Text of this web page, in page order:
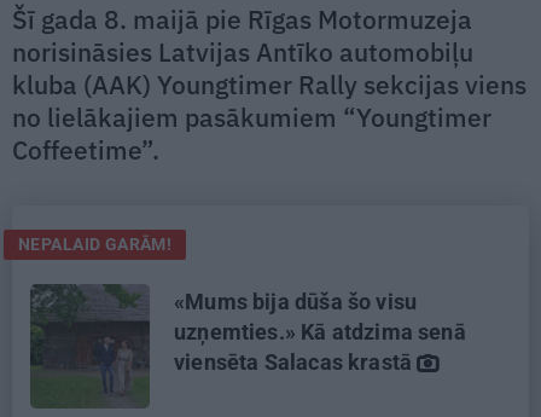
Šī gada 8. maijā pie Rīgas Motormuzeja
norisināsies Latvijas Antīko automobiļu
kluba (AAK) Youngtimer Rally sekcijas viens
no lielākajiem pasākumiem “Youngtimer
Coffeetime”.
NEPALAID GARĀM!
«Mums bija dūša šo visu
uzņemties.» Kā atdzima senā
viensēta Salacas krastā